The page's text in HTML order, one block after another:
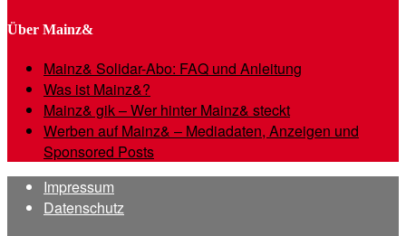
Über Mainz&
Mainz& Solidar-Abo: FAQ und Anleitung
Was ist Mainz&?
Mainz& gik – Wer hinter Mainz& steckt
Werben auf Mainz& – Mediadaten, Anzeigen und
Sponsored Posts
Impressum
Datenschutz